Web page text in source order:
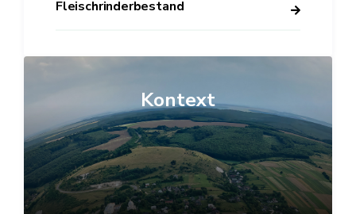
Fleischrinderbestand
Kontext